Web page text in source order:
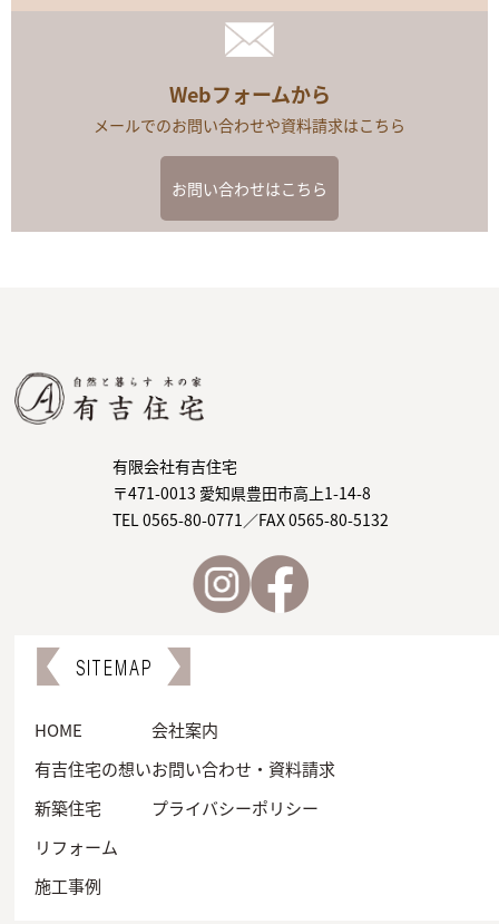
Webフォームから
メールでのお問い合わせや資料請求はこちら
お問い合わせはこちら
有限会社有吉住宅
〒471-0013 愛知県豊田市高上1-14-8
TEL 0565-80-0771／FAX 0565-80-5132
SITEMAP
HOME
有吉住宅の想い
新築住宅
リフォーム
施工事例
会社案内
お問い合わせ・資料請求
プライバシーポリシー